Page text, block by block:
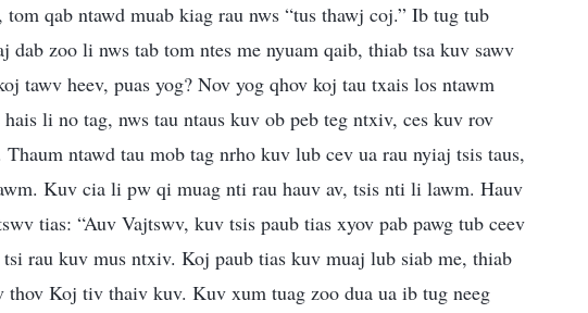
qab ntawd muab kiag rau nws “tus thawj coj.” Ib tug tub
zoo li nws tab tom ntes me nyuam qaib, thiab tsa kuv sawv
tawv heev, puas yog? Nov yog qhov koj tau txais los ntawm
li no tag, nws tau ntaus kuv ob peb teg ntxiv, ces kuv rov
ntawd tau mob tag nrho kuv lub cev ua rau nyiaj tsis taus,
Kuv cia li pw qi muag nti rau hauv av, tsis nti li lawm. Hauv
tias: “Auv Vajtswv, kuv tsis paub tias xyov pab pawg tub ceev
rau kuv mus ntxiv. Koj paub tias kuv muaj lub siab me, thiab
Koj tiv thaiv kuv. Kuv xum tuag zoo dua ua ib tug neeg